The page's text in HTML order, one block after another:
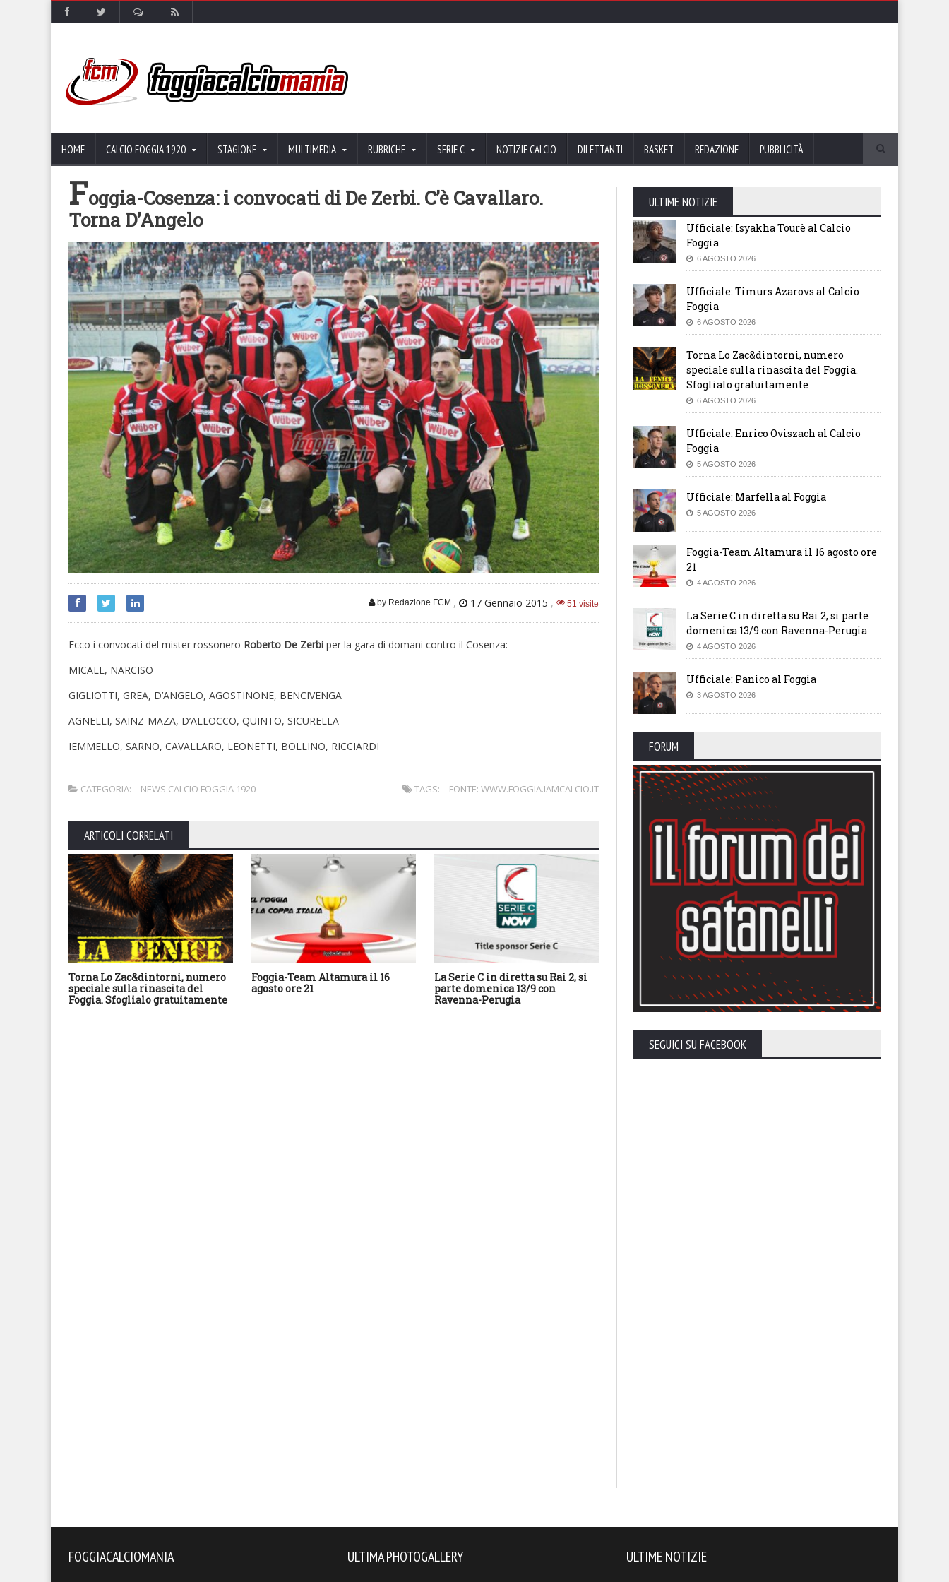
HOME CALCIO FOGGIA 1920 STAGIONE MULTIMEDIA RUBRICHE SERIE C NOTIZIE CALCIO DILETTANTI BASKET REDAZIONE PUBBLICITÀ
Foggia-Cosenza: i convocati di De Zerbi. C’è Cavallaro.
Torna D’Angelo
by Redazione FCM , 17 Gennaio 2015 , 51 visite
Ecco i convocati del mister rossonero Roberto De Zerbi per la gara di domani contro il Cosenza:
MICALE, NARCISO
GIGLIOTTI, GREA, D’ANGELO, AGOSTINONE, BENCIVENGA
AGNELLI, SAINZ-MAZA, D’ALLOCCO, QUINTO, SICURELLA
IEMMELLO, SARNO, CAVALLARO, LEONETTI, BOLLINO, RICCIARDI
CATEGORIA: NEWS CALCIO FOGGIA 1920 TAGS: FONTE: WWW.FOGGIA.IAMCALCIO.IT
ARTICOLI CORRELATI
Torna Lo Zac&dintorni, numero
speciale sulla rinascita del
Foggia. Sfoglialo gratuitamente
Foggia-Team Altamura il 16
agosto ore 21
La Serie C in diretta su Rai 2, si
parte domenica 13/9 con
Ravenna-Perugia
Calendario, sfida con la
Salernitana in uno Zaccheria
deserto. A rischio anche il derby
con il Cerignola
2026-27
ULTIME NOTIZIE
Ufficiale: Isyakha Tourè al Calcio
Foggia
6 AGOSTO 2026
Ufficiale: Timurs Azarovs al Calcio
Foggia
6 AGOSTO 2026
Torna Lo Zac&dintorni, numero
speciale sulla rinascita del Foggia.
Sfoglialo gratuitamente
6 AGOSTO 2026
Ufficiale: Enrico Oviszach al Calcio
Foggia
5 AGOSTO 2026
Ufficiale: Marfella al Foggia
5 AGOSTO 2026
Foggia-Team Altamura il 16 agosto ore
21
4 AGOSTO 2026
La Serie C in diretta su Rai 2, si parte
domenica 13/9 con Ravenna-Perugia
4 AGOSTO 2026
Ufficiale: Panico al Foggia
3 AGOSTO 2026
FORUM
SEGUICI SU FACEBOOK
FOGGIACALCIOMANIA ULTIMA PHOTOGALLERY ULTIME NOTIZIE